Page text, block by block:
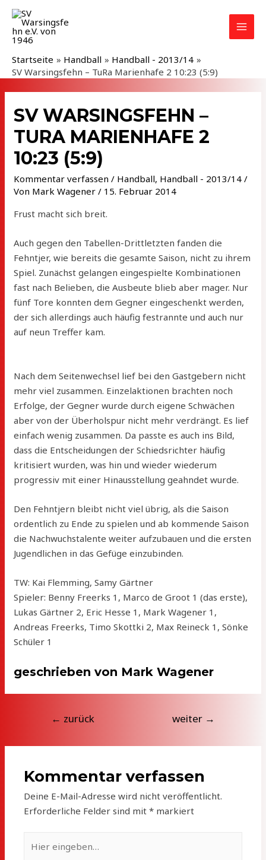
Zum
Inhalt
springen
Startseite Handball
Handball - 2013/14
SV Warsingsfehn – TuRa Marienhafe 2 10:23 (5:9)
SV WARSINGSFEHN –
TURA MARIENHAFE 2
10:23 (5:9)
Kommentar verfassen / Handball, Handball - 2013/14 /
Von Mark Wagener / 15. Februar 2014
Frust macht sich breit.
Auch gegen den Tabellen-Drittletzten fanden die
Fehntjer, wie bereits die gesamte Saison, nicht zu ihrem
Spiel. Zunächst gelangen eingespielte Kombinationen
fast nach Belieben, die Ausbeute blieb aber mager. Nur
fünf Tore konnten dem Gegner eingeschenkt werden,
der sich allerdings auch häufig festrannte und auch nur
auf neun Treffer kam.
Nach dem Seitenwechsel lief bei den Gastgebern nicht
mehr viel zusammen. Einzelaktionen brachten noch
Erfolge, der Gegner wurde durch eigene Schwächen
aber von der Überholspur nicht mehr verdrängt. Es lief
einfach wenig zusammen. Da passte es auch ins Bild,
dass die Entscheidungen der Schiedsrichter häufig
kritisiert wurden, was hin und wieder wiederum
progressiv mit einer Hinausstellung geahndet wurde.
Den Fehntjern bleibt nicht viel übrig, als die Saison
ordentlich zu Ende zu spielen und ab kommende Saison
die Nachwuchstalente weiter aufzubauen und die ersten
Jugendlichen in das Gefüge einzubinden.
TW: Kai Flemming, Samy Gärtner
Spieler: Benny Freerks 1, Marco de Groot 1 (das erste),
Lukas Gärtner 2, Eric Hesse 1, Mark Wagener 1,
Andreas Freerks, Timo Skottki 2, Max Reineck 1, Sönke
Schüler 1
geschrieben von Mark Wagener
Beitragsnavigation
← zurück weiter →
Kommentar verfassen
Deine E-Mail-Adresse wird nicht veröffentlicht.
Erforderliche Felder sind mit* markiert
eingeben…